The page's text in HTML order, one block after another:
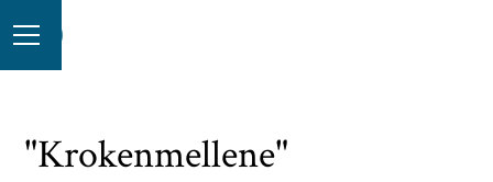
"Krokenmellene"